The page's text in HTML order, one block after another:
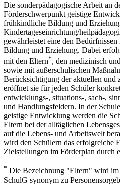
Die sonderpädagogische Arbeit an
Förderschwerpunkt geistige
frühkindliche Bildung und
Kindertageseinrichtung/
gewährleistet eine den Bedürfnissen
Bildung und Erziehung. Dabei
mit den Eltern*, den medizinisch
sowie mit außerschulischen
Berücksichtigung der aktuellen und
eröffnet sie für jeden Schüler
entwicklungs-, situations-, sach-,
und Handlungsfeldern. In der
geistige Entwicklung werden die
Eltern bei der alltäglichen
auf die Lebens- und Arbeitswelt
wird den Schülern das erfolgreiche
Zielstellungen im Förderplan durch
* Die Bezeichnung "Eltern" wird im
SchulG synonym zu